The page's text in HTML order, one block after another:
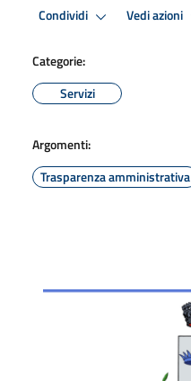
Condividi Vedi azioni
Categorie:
Servizi
Argomenti:
Trasparenza amministrativa